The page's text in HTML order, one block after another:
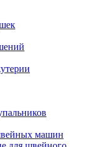
машин